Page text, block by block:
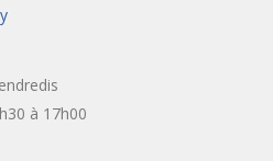
à 17h00